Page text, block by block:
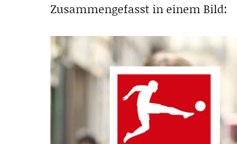
Zusammengefasst in einem Bild: